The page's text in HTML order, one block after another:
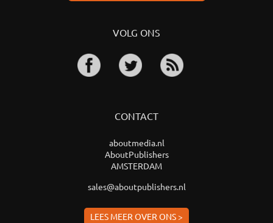
VOLG ONS
CONTACT
aboutmedia.nl
AboutPublishers
AMSTERDAM
sales@aboutpublishers.nl
LEES MEER OVER ONS >